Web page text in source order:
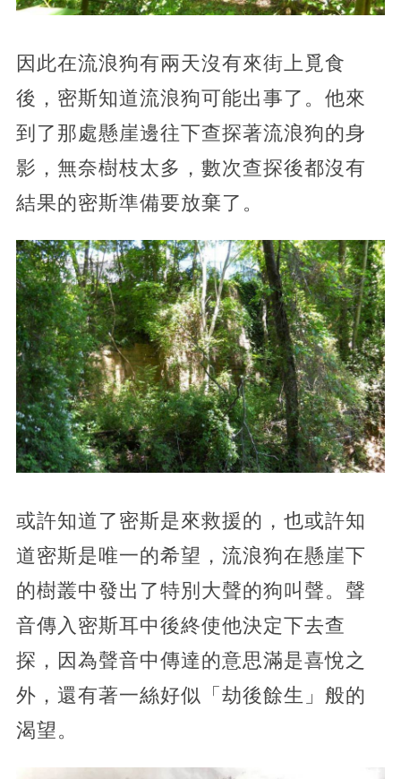
因此在流浪狗有兩天沒有來街上覓食
後，密斯知道流浪狗可能出事了。他來
到了那處懸崖邊往下查探著流浪狗的身
影，無奈樹枝太多，數次查探後都沒有
結果的密斯準備要放棄了。
或許知道了密斯是來救援的，也或許知
道密斯是唯一的希望，流浪狗在懸崖下
的樹叢中發出了特別大聲的狗叫聲。聲
音傳入密斯耳中後終使他決定下去查
探，因為聲音中傳達的意思滿是喜悅之
外，還有著一絲好似「劫後餘生」般的
渴望。